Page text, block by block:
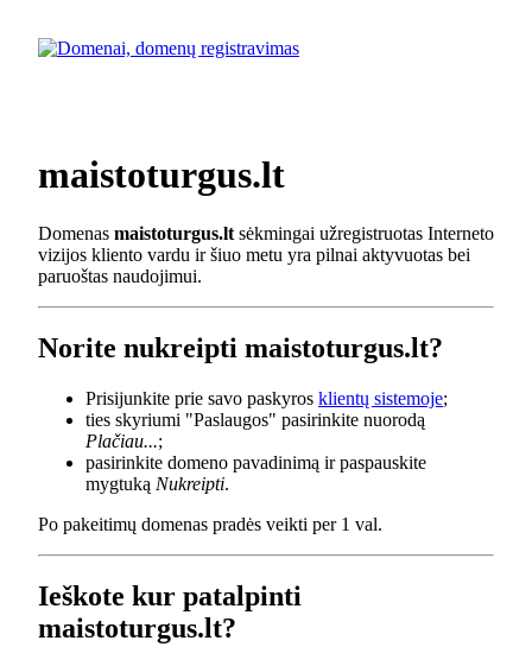
maistoturgus.lt
Domenas maistoturgus.lt sėkmingai užregistruotas Interneto
vizijos kliento vardu ir šiuo metu yra pilnai aktyvuotas bei
paruoštas naudojimui.
Norite nukreipti maistoturgus.lt?
Prisijunkite prie savo paskyros klientų sistemoje;
ties skyriumi "Paslaugos" pasirinkite nuorodą
Plačiau...;
pasirinkite domeno pavadinimą ir paspauskite
mygtuką Nukreipti.
Po pakeitimų domenas pradės veikti per 1 val.
Ieškote kur patalpinti
maistoturgus.lt?